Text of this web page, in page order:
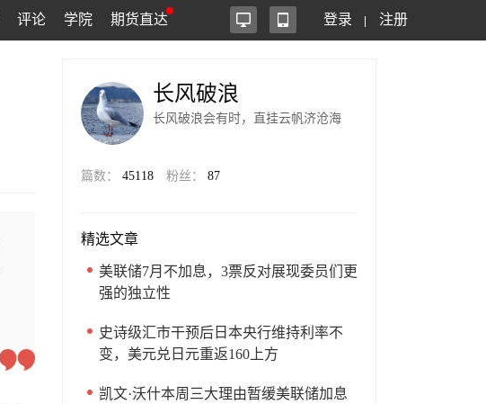
评论 学院 期货直达 登录 注册
长风破浪
长风破浪会有时，直挂云帆济沧海
篇数： 45118 粉丝： 87
精选文章
美联储7月不加息，3票反对展现委员们更
强的独立性
史诗级汇市干预后日本央行维持利率不
变，美元兑日元重返160上方
凯文·沃什本周三大理由暂缓美联储加息